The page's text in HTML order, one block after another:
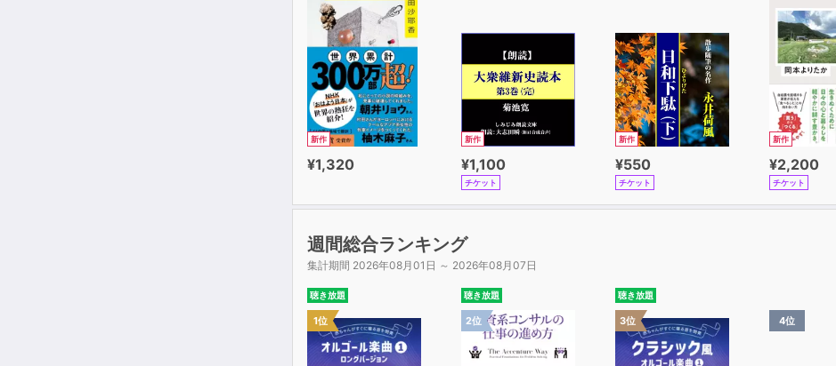
新作
¥1,320
新作
¥1,100
チケット
新作
¥550
チケット
新作
¥2,200
チケット
週間総合ランキング
集計期間 2026年08月01日 ～ 2026年08月07日
聴き放題
1位
聴き放題
2位
聴き放題
3位 4位